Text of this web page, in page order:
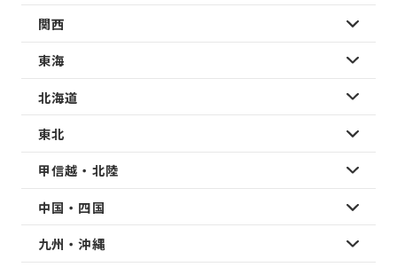
関西
東海
北海道
東北
甲信越・北陸
中国・四国
九州・沖縄